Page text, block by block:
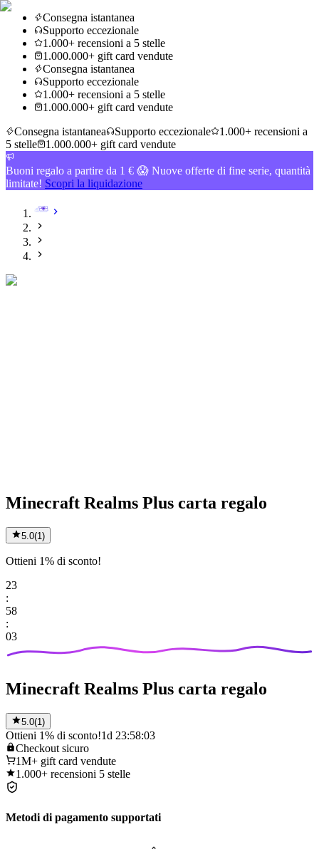
Consegna istantanea
Supporto eccezionale
1.000+ recensioni a 5 stelle
1.000.000+ gift card vendute
Consegna istantanea
Supporto eccezionale
1.000+ recensioni a 5 stelle
1.000.000+ gift card vendute
Consegna istantanea
Supporto eccezionale
1.000+ recensioni a
5 stelle
1.000.000+ gift card vendute
Buoni regalo a partire da 1 € 😱 Nuove offerte di fine serie, quantità
limitate! Scopri la liquidazione
Minecraft Realms Plus carta regalo
5.0(1 )
Ottieni 1% di sconto!
23
:
58
:
03
Minecraft Realms Plus carta regalo
5.0(1)
Ottieni 1% di sconto!1d 23:58:03
Checkout sicuro
1M+ gift card vendute
1.000+ recensioni 5 stelle
Metodi di pagamento supportati